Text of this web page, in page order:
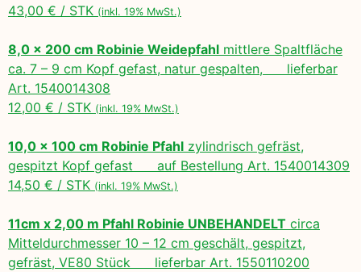
43,00 € / STK (inkl. 19% MwSt.)
8,0 x 200 cm Robinie Weidepfahl mittlere Spaltfläche
ca. 7 – 9 cm Kopf gefast, natur gespalten, lieferbar
Art. 1540014308
12,00 € / STK (inkl. 19% MwSt.)
10,0 x 100 cm Robinie Pfahl zylindrisch gefräst,
gespitzt Kopf gefast auf Bestellung Art. 1540014309
14,50 € / STK (inkl. 19% MwSt.)
11cm x 2,00 m Pfahl Robinie UNBEHANDELT circa
Mitteldurchmesser 10 – 12 cm geschält, gespitzt,
gefräst, VE80 Stück lieferbar Art. 1550110200